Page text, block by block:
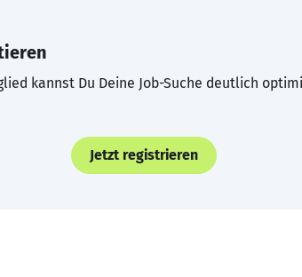
kannst Du Deine Job-Suche deutlich
Jetzt registrieren